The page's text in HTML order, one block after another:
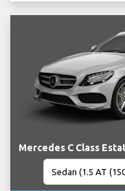
Mercedes C Class